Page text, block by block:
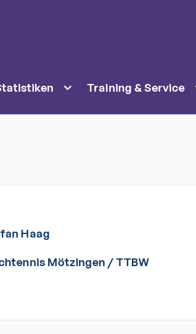
Training & Service
Haag
Mötzingen / TTBW